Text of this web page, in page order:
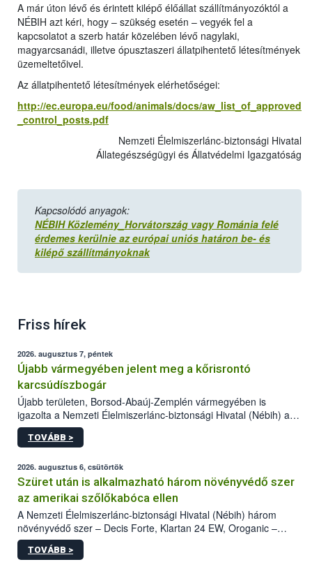
A már úton lévő és érintett kilépő élőállat szállítmányozóktól a
NÉBIH azt kéri, hogy – szükség esetén – vegyék fel a
kapcsolatot a szerb határ közelében lévő nagylaki,
magyarcsanádi, illetve ópusztaszeri állatpihentető létesítmények
üzemeltetőivel.
Az állatpihentető létesítmények elérhetőségei:
http://ec.europa.eu/food/animals/docs/aw_list_of_approved
_control_posts.pdf
Nemzeti Élelmiszerlánc-biztonsági Hivatal
Állategészségügyi és Állatvédelmi Igazgatóság
Kapcsolódó anyagok:
NÉBIH Közlemény_Horvátország vagy Románia felé
érdemes kerülnie az európai uniós határon be- és
kilépő szállítmányoknak
Friss hírek
2026. augusztus 7, péntek
Újabb vármegyében jelent meg a kőrisrontó
karcsúdíszbogár
Újabb területen, Borsod-Abaúj-Zemplén vármegyében is
igazolta a Nemzeti Élelmiszerlánc-biztonsági Hivatal (Nébih) a
kőrisrontó karcsúdíszbogár (Agrilus planipennis) jelenlétét. A
kártevőt nem csak színcsapdában találták meg, de már fertőzött
az intenzív felderítést, emellett az intézkedéseket a szlovák
hatósággal is összehangolják a terjedés megállítása érdekében.
TOVÁBB >
2026. augusztus 6, csütörtök
Szüret után is alkalmazható három növényvédő szer
az amerikai szőlőkabóca ellen
A Nemzeti Élelmiszerlánc-biztonsági Hivatal (Nébih) három
növényvédő szer – Decis Forte, Klartan 24 EW, Oroganic –
engedélyokiratát módosította, így azok a szüretet követően,
egészen a vesszőérettség (BBCH 91) stádiumáig
TOVÁBB >